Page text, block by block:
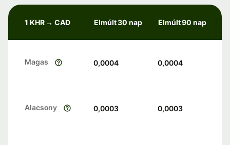
1 KHR → CAD Elmúlt 30 nap Elmúlt 90 nap
Magas 0,0004 0,0004
Alacsony 0,0003 0,0003